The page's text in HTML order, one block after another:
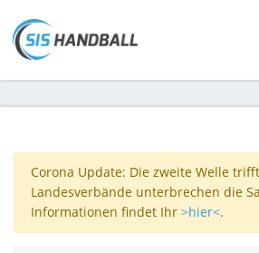
Corona Update: Die zweite Welle
Landesverbände unterbrechen die
Informationen findet Ihr >hier<.